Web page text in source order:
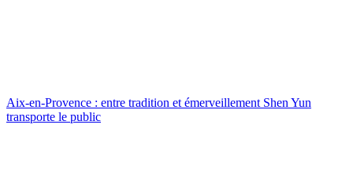
Aix-en-Provence : entre tradition et émerveillement Shen Yun
transporte le public